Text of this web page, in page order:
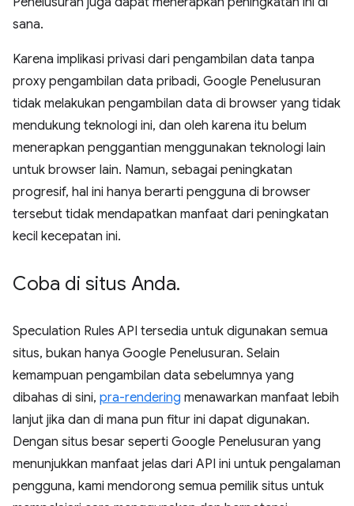
sana.
Karena implikasi privasi dari pengambilan data tanpa
proxy pengambilan data pribadi, Google Penelusuran
tidak melakukan pengambilan data di browser yang tidak
mendukung teknologi ini, dan oleh karena itu belum
menerapkan penggantian menggunakan teknologi lain
untuk browser lain. Namun, sebagai peningkatan
progresif, hal ini hanya berarti pengguna di browser
tersebut tidak mendapatkan manfaat dari peningkatan
kecil kecepatan ini.
Coba di situs Anda.
Speculation Rules API tersedia untuk digunakan semua
situs, bukan hanya Google Penelusuran. Selain
kemampuan pengambilan data sebelumnya yang
dibahas di sini, pra-rendering menawarkan manfaat lebih
lanjut jika dan di mana pun fitur ini dapat digunakan.
Dengan situs besar seperti Google Penelusuran yang
menunjukkan manfaat jelas dari API ini untuk pengalaman
pengguna, kami mendorong semua pemilik situs untuk